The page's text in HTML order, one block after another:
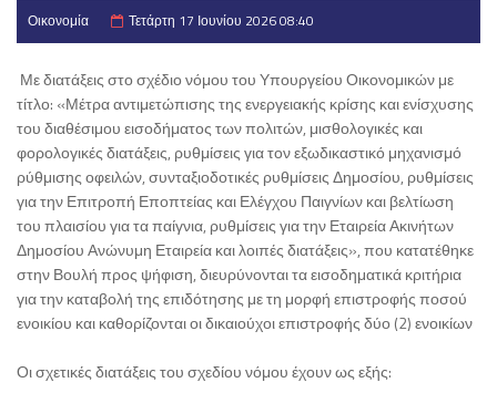
Οικονομία Τετάρτη 17 Ιουνίου 2026 08:40
Με διατάξεις στο σχέδιο νόμου του Υπουργείου Οικονομικών με
τίτλο: «Μέτρα αντιμετώπισης της ενεργειακής κρίσης και ενίσχυσης
του διαθέσιμου εισοδήματος των πολιτών, μισθολογικές και
φορολογικές διατάξεις, ρυθμίσεις για τον εξωδικαστικό μηχανισμό
ρύθμισης οφειλών, συνταξιοδοτικές ρυθμίσεις Δημοσίου, ρυθμίσεις
για την Επιτροπή Εποπτείας και Ελέγχου Παιγνίων και βελτίωση
του πλαισίου για τα παίγνια, ρυθμίσεις για την Εταιρεία Ακινήτων
Δημοσίου Ανώνυμη Εταιρεία και λοιπές διατάξεις», που κατατέθηκε
στην Βουλή προς ψήφιση, διευρύνονται τα εισοδηματικά κριτήρια
για την καταβολή της επιδότησης με τη μορφή επιστροφής ποσού
ενοικίου και καθορίζονται οι δικαιούχοι επιστροφής δύο (2) ενοικίων
Οι σχετικές διατάξεις του σχεδίου νόμου έχουν ως εξής: